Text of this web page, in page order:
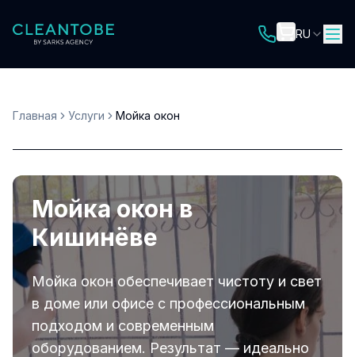
RU
Главная Услуги Мойка окон
Мойка окон в
Кишинёве
Мойка окон обеспечивает чистоту и свет
в доме или офисе с профессиональным
подходом и современным
оборудованием. Результат — идеально